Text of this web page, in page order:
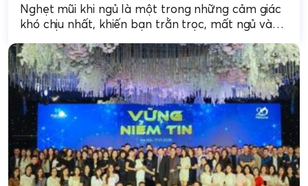
Nghẹt mũi khi ngủ là một trong những cảm giác
khó chịu nhất, khiến bạn trằn trọc, mất ngủ và